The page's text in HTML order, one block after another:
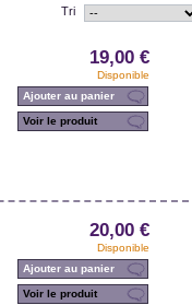
Tri
19,00 €
Disponible
Ajouter au panier
Voir le produit
20,00 €
Disponible
Ajouter au panier
Voir le produit